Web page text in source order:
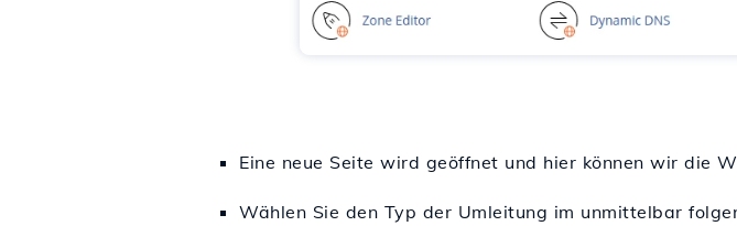
Eine neue Seite wird geöffnet und hier können wir die
Wählen Sie den Typ der Umleitung im unmittelbar